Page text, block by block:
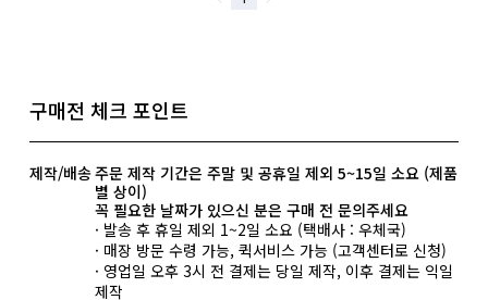
구매전 체크 포인트
제작/배송주문 제작 기간은 주말 및 공휴일 제외 5~15일 소요 (제품
별 상이)
꼭 필요한 날짜가 있으신 분은 구매 전 문의주세요
· 발송 후 휴일 제외 1~2일 소요 (택배사 : 우체국)
· 매장 방문 수령 가능, 퀵서비스 가능 (고객센터로 신청)
· 영업일 오후 3시 전 결제는 당일 제작, 이후 결제는 익일
제작